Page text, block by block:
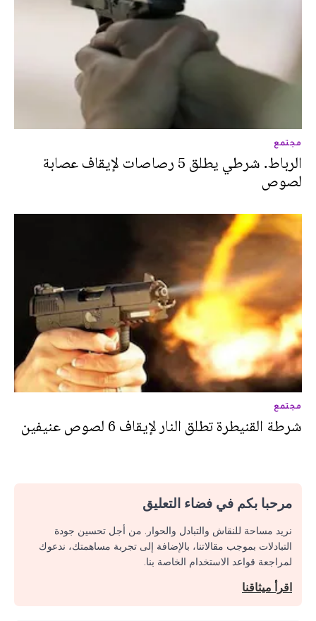
مجتمع
الرباط. شرطي يطلق 5 رصاصات لإيقاف عصابة
لصوص
مجتمع
شرطة القنيطرة تطلق النار لإيقاف 6 لصوص عنيفين
مرحبا بكم في فضاء التعليق
نريد مساحة للنقاش والتبادل والحوار. من أجل تحسين جودة
التبادلات بموجب مقالاتنا، بالإضافة إلى تجربة مساهمتك، ندعوك
لمراجعة قواعد الاستخدام الخاصة بنا.
اقرأ ميثاقنا